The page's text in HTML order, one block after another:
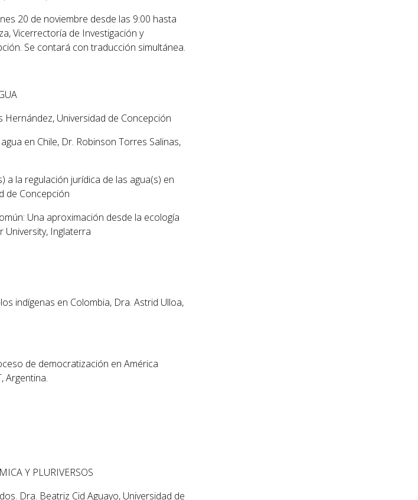
20 de noviembre desde las 9:00 hasta
Vicerrectoría de Investigación y
Se contará con traducción simultánea.
Hernández, Universidad de Concepción
en Chile, Dr. Robinson Torres Salinas,
a la regulación jurídica de las agua(s) en
de Concepción
Una aproximación desde la ecología
University, Inglaterra
indígenas en Colombia, Dra. Astrid Ulloa,
de democratización en América
Argentina.
Y PLURIVERSOS
Dra. Beatriz Cid Aguayo, Universidad de